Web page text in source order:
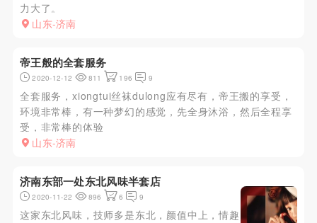
力大了。
山东-济南
帝王般的全套服务
2020-12-12 811 196 9
全套服务，xiongtui丝袜dulong应有尽有，帝王搬的享受，
环境非常棒，有一种梦幻的感觉，先全身沐浴，然后全程享
受，非常棒的体验
山东-济南
济南东部一处东北风味半套店
2020-11-22 896 6 9
这家东北风味，技师多是东北，颜值中上，情趣